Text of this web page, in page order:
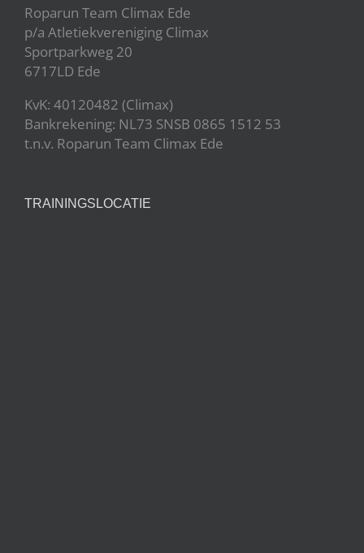
Roparun Team Climax Ede
p/a Atletiekvereniging Climax
Sportparkweg 20
6717LD Ede
KvK: 40120482 (Climax)
Bankrekening: NL73 SNSB 0865 1512 53
t.n.v. Roparun Team Climax Ede
TRAININGSLOCATIE